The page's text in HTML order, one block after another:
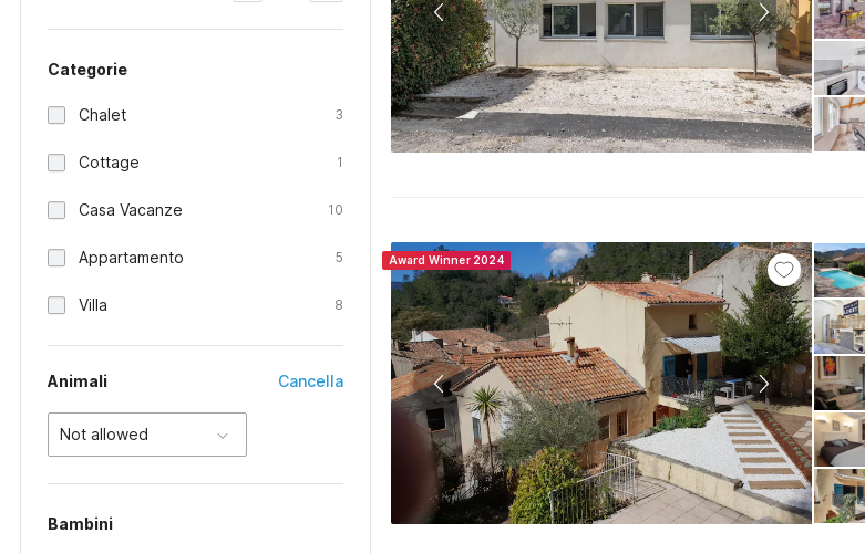
Categorie
Chalet 3
Cottage 1
Casa Vacanze 10
Appartamento 5
Villa 8
Animali Cancella
Not allowed
Bambini
Award Winner 2024